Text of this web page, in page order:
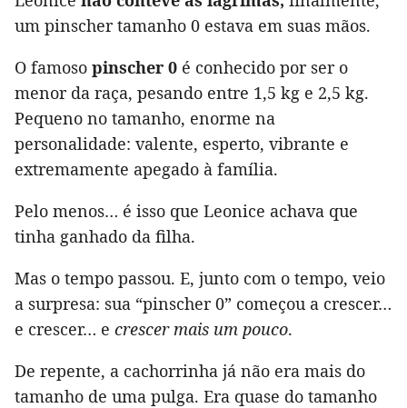
um pinscher tamanho 0 estava em suas mãos.
O famoso pinscher 0 é conhecido por ser o
menor da raça, pesando entre 1,5 kg e 2,5 kg.
Pequeno no tamanho, enorme na
personalidade: valente, esperto, vibrante e
extremamente apegado à família.
Pelo menos… é isso que Leonice achava que
tinha ganhado da filha.
Mas o tempo passou. E, junto com o tempo, veio
a surpresa: sua “pinscher 0” começou a crescer…
e crescer… e crescer mais um pouco.
De repente, a cachorrinha já não era mais do
tamanho de uma pulga. Era quase do tamanho